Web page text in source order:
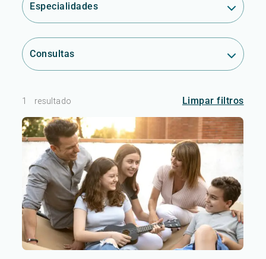
Especialidades
Consultas
1 resultado Limpar filtros